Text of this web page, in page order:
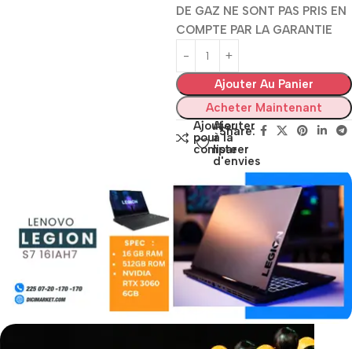
DE GAZ NE SONT PAS PRIS EN
COMPTE PAR LA GARANTIE
Ajouter Au Panier
Acheter Maintenant
Ajouter
pour
comparer
Ajouter
à la
liste
d'envies
Share: